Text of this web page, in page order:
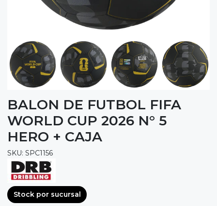
BALON DE FUTBOL FIFA
WORLD CUP 2026 N° 5
HERO + CAJA
SKU: SPC1156
Stock por sucursal